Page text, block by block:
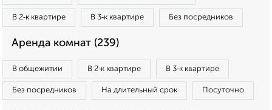
В 2‑к квартире В 3‑к квартире Без посредников
Аренда комнат (239)
В общежитии В 2‑к квартире В 3‑к квартире
Без посредников На длительный срок Посуточно